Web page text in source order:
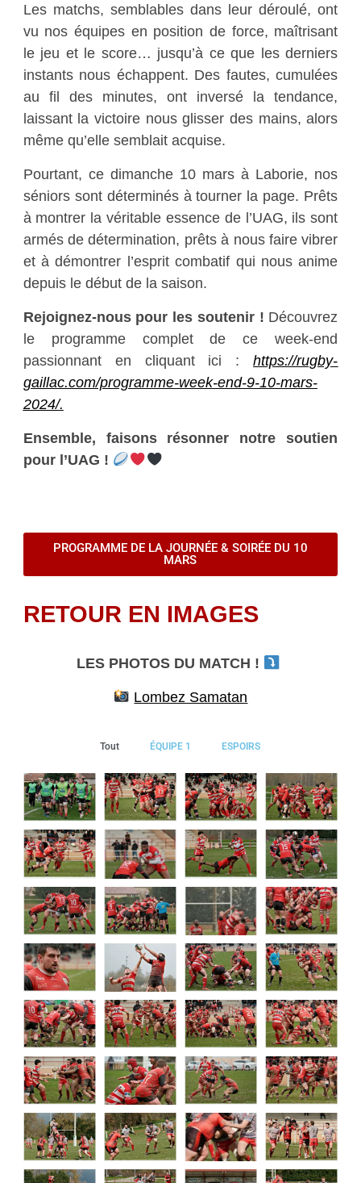
Les matchs, semblables dans leur déroulé, ont
vu nos équipes en position de force, maîtrisant
le jeu et le score… jusqu’à ce que les derniers
instants nous échappent. Des fautes, cumulées
au fil des minutes, ont inversé la tendance,
laissant la victoire nous glisser des mains, alors
même qu’elle semblait acquise.
Pourtant, ce dimanche 10 mars à Laborie, nos
séniors sont déterminés à tourner la page. Prêts
à montrer la véritable essence de l’UAG, ils sont
armés de détermination, prêts à nous faire vibrer
et à démontrer l’esprit combatif qui nous anime
depuis le début de la saison.
Rejoignez-nous pour les soutenir ! Découvrez
le programme complet de ce week-end
passionnant en cliquant ici :https://rugby-
gaillac.com/programme-week-end-9-10-mars-
2024/.
Ensemble, faisons résonner notre soutien
pour l’UAG !
PROGRAMME DE LA JOURNÉE & SOIRÉE DU 10
MARS
RETOUR EN IMAGES
LES PHOTOS DU MATCH !
Lombez Samatan
Tout ÉQUIPE 1 ESPOIRS